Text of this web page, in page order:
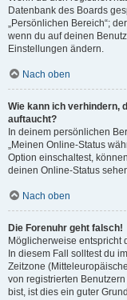
Datenbank des Boards
„Persönlichen Bereich“;
wenn du auf deinen
Einstellungen ändern.
Nach oben
Wie kann ich verhindern,
auftaucht?
In deinem persönlichen
„Meinen Online-Status
Option einschaltest,
deinen Online-Status
Nach oben
Die Forenuhr geht falsch!
Möglicherweise entspricht
In diesem Fall solltest du
Zeitzone
von registrierten
bist, ist dies ein guter